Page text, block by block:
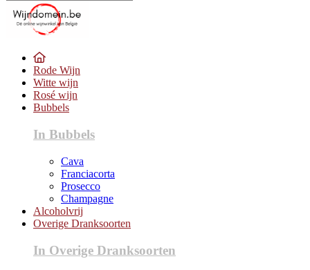
Rode Wijn
Witte wijn
Rosé wijn
Bubbels
In Bubbels
Cava
Franciacorta
Prosecco
Champagne
Alcoholvrij
Overige Dranksoorten
In Overige Dranksoorten